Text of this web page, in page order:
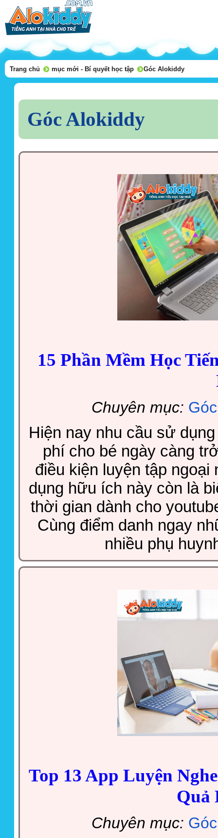
Trang chủ mục mới - Bí quyết học tập Góc Alokiddy
Góc Alokiddy
15 Phần Mềm Học
Chuyên mục:
Hiện nay nhu cầu sử
phí cho bé ngày càng
điều kiện luyện tập
dụng hữu ích này còn là
thời gian dành cho
Cùng điểm danh ngay
nhiều phụ
Top 13 App Luyện
Quả
Chuyên mục: